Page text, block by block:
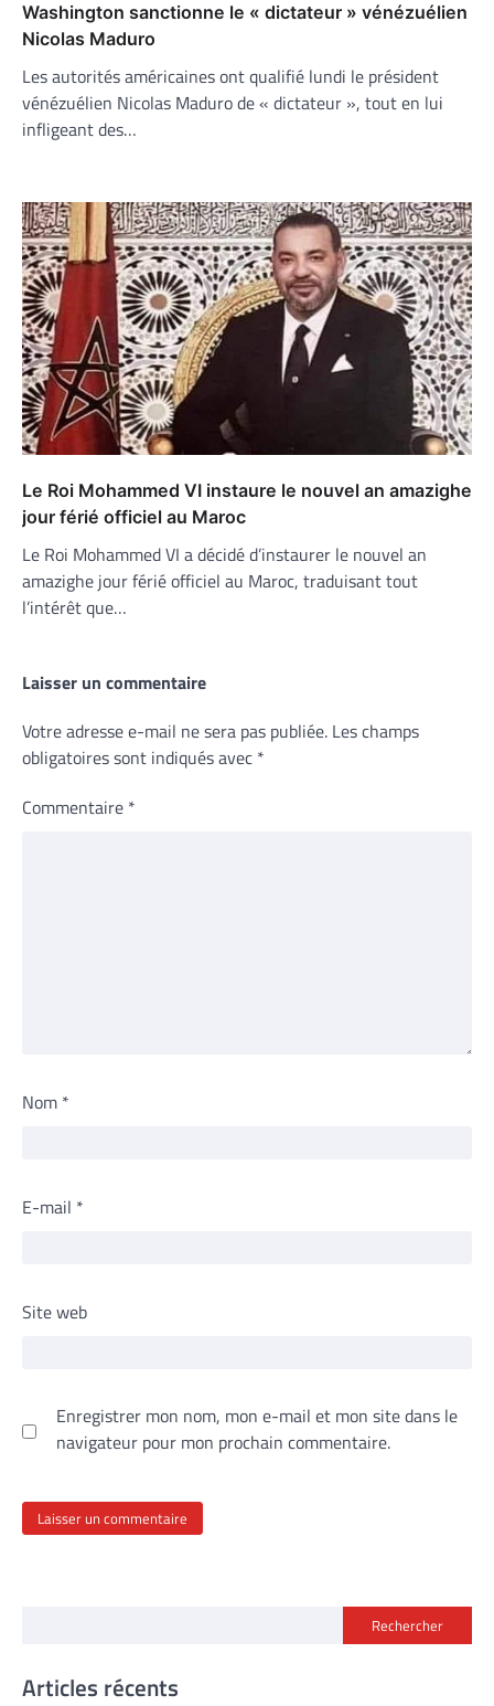
Washington sanctionne le « dictateur » vénézuélien
Nicolas Maduro
Les autorités américaines ont qualifié lundi le président
vénézuélien Nicolas Maduro de « dictateur », tout en lui
infligeant des…
Le Roi Mohammed VI instaure le nouvel an amazighe
jour férié officiel au Maroc
Le Roi Mohammed VI a décidé d’instaurer le nouvel an
amazighe jour férié officiel au Maroc, traduisant tout
l’intérêt que…
Laisser un commentaire
Votre adresse e-mail ne sera pas publiée. Les champs
obligatoires sont indiqués avec *
Commentaire *
Nom *
E-mail *
Site web
Enregistrer mon nom, mon e-mail et mon site dans le
navigateur pour mon prochain commentaire.
Rechercher
Articles récents